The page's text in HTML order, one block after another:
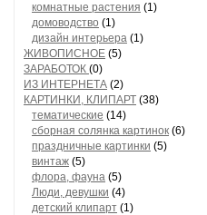
комнатные растения (1)
домоводство (1)
дизайн интерьера (1)
ЖИВОПИСНОЕ (5)
ЗАРАБОТОК (0)
ИЗ ИНТЕРНЕТА (2)
КАРТИНКИ, КЛИПАРТ (38)
тематические (14)
сборная солянка картинок (6)
праздничные картинки (5)
винтаж (5)
флора, фауна (5)
Люди, девушки (4)
детский клипарт (1)